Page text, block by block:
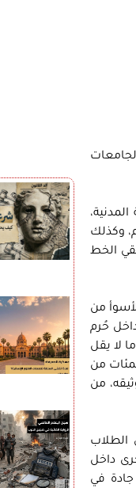
وكذلك
الخط
من
شهد مقتل 10 طلاب على الأقل داخل حُرم
لا يقل
من
من
الطلاب
داخل
جادة في